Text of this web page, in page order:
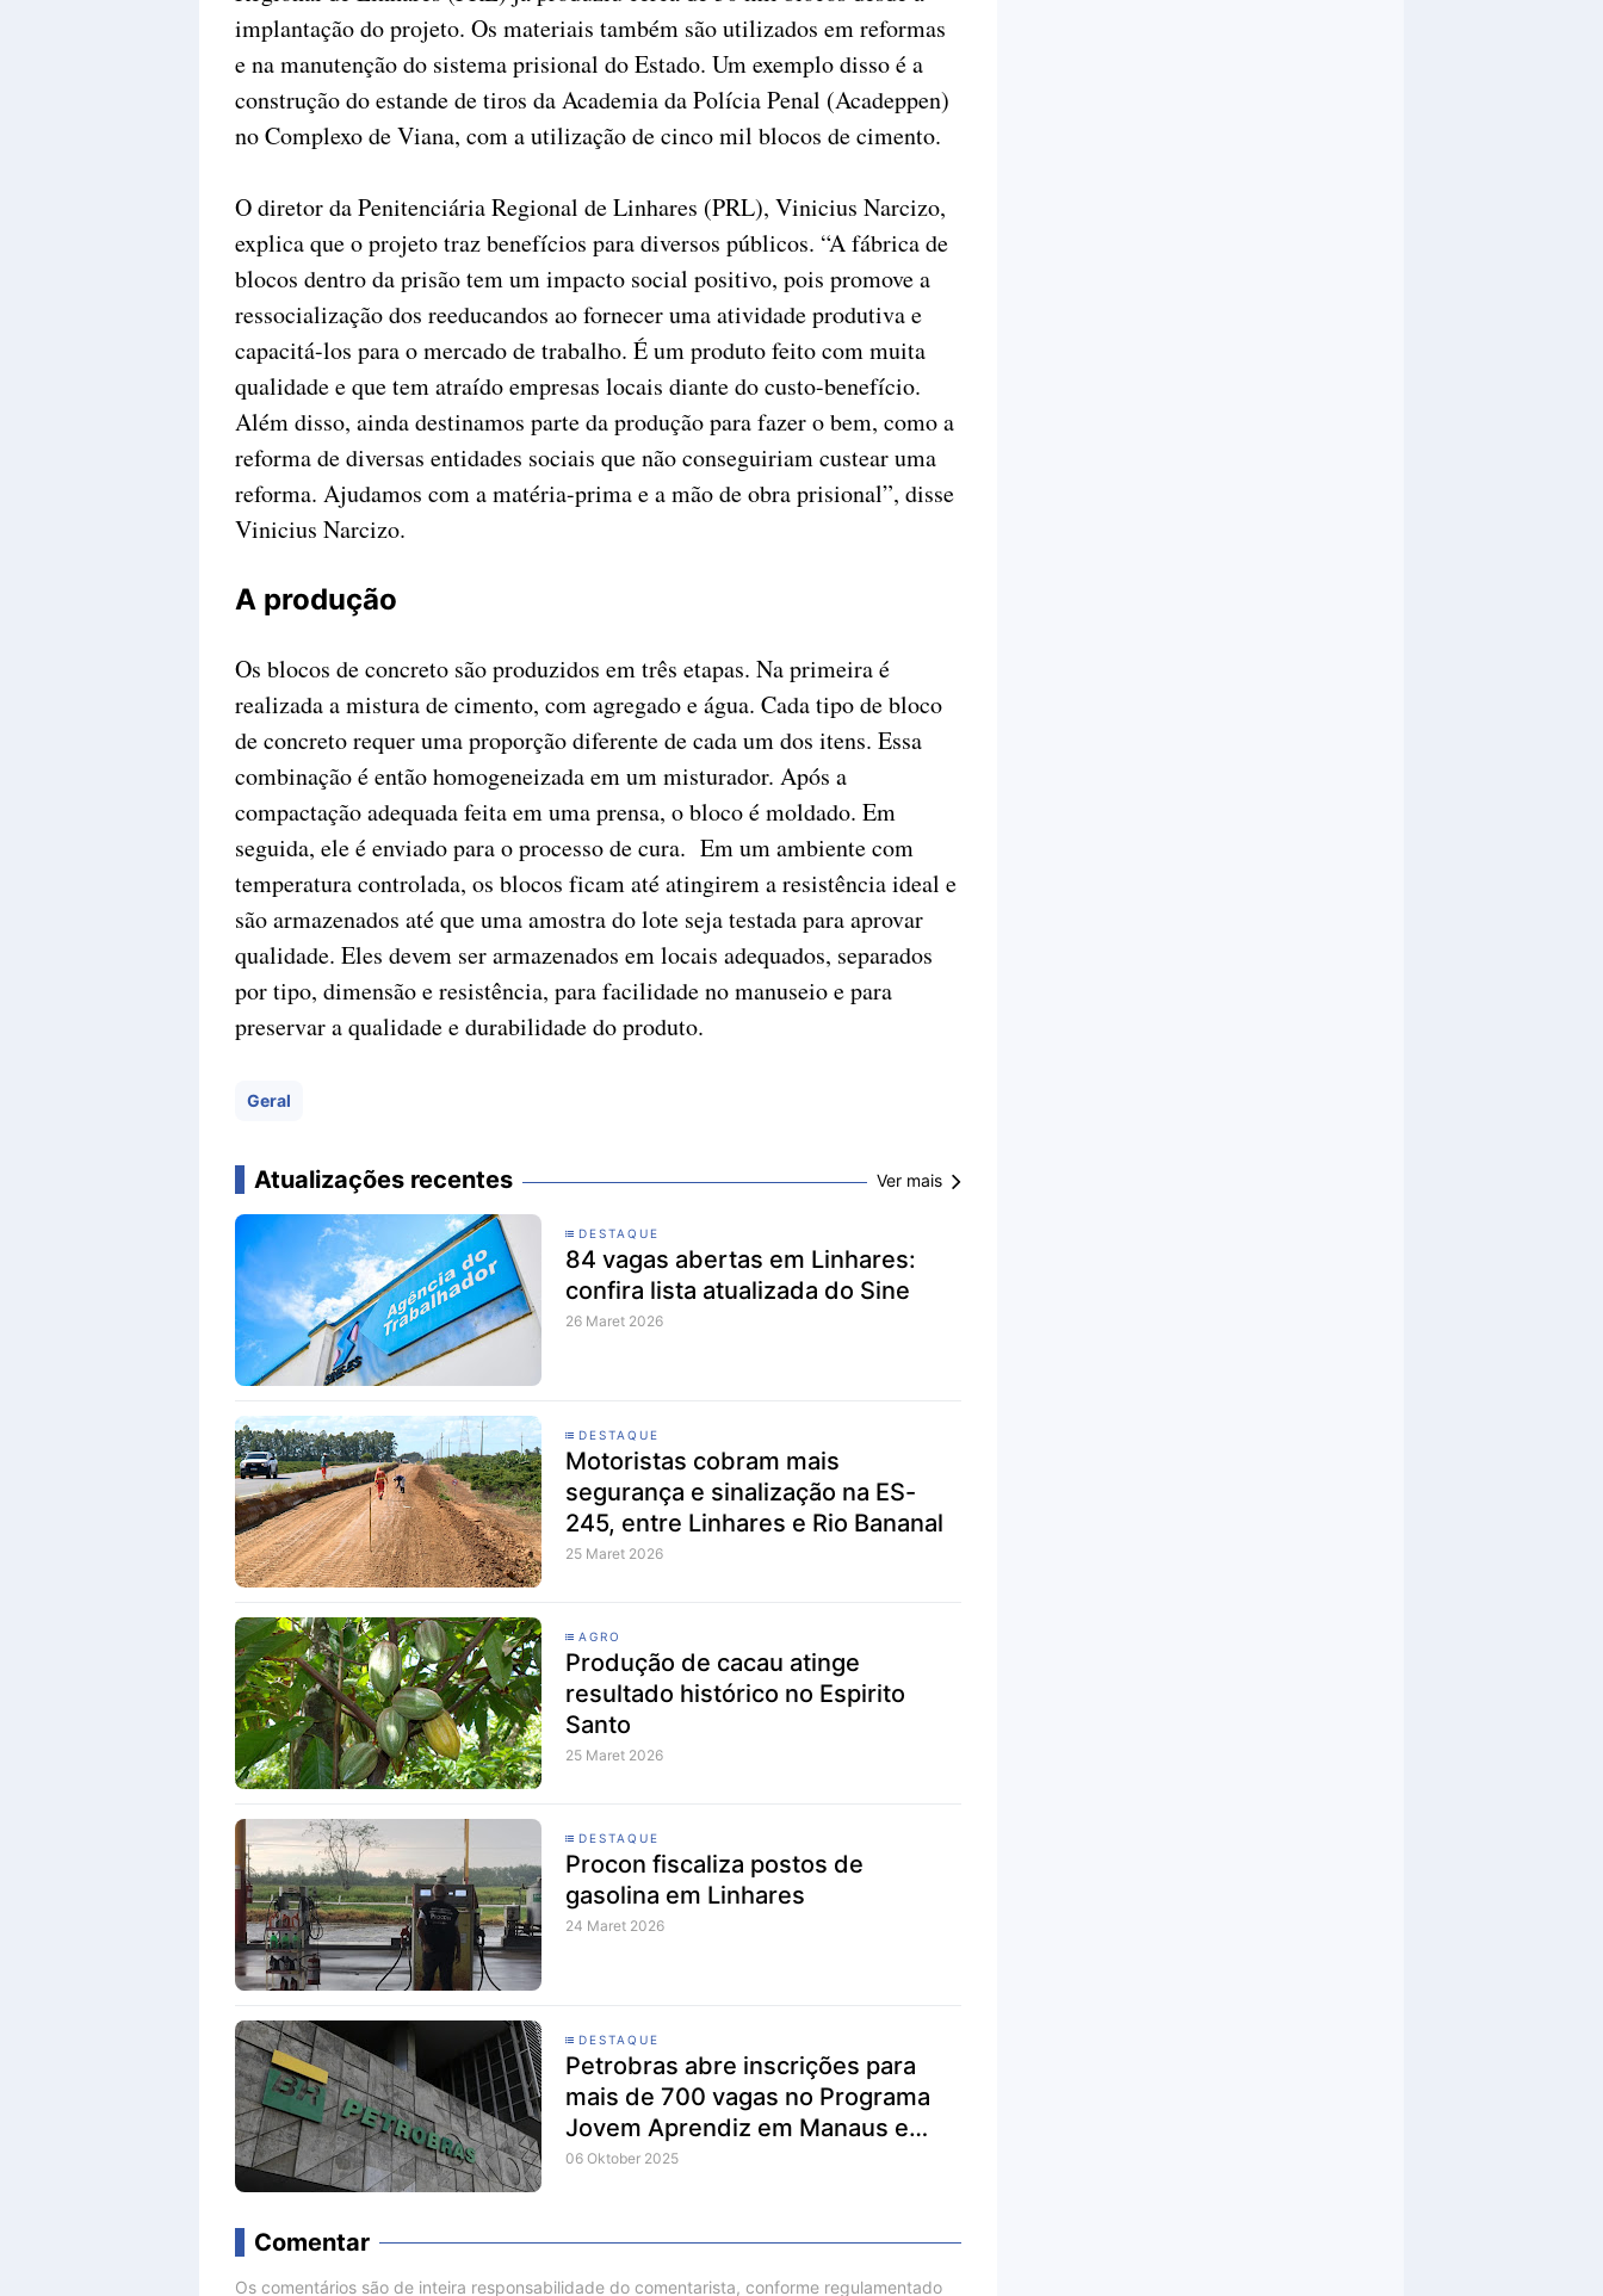
implantação do projeto. Os materiais também são utilizados em reformas
e na manutenção do sistema prisional do Estado. Um exemplo disso é a
construção do estande de tiros da Academia da Polícia Penal (Acadeppen)
no Complexo de Viana, com a utilização de cinco mil blocos de cimento.
O diretor da Penitenciária Regional de Linhares (PRL), Vinicius Narcizo,
explica que o projeto traz benefícios para diversos públicos. “A fábrica de
blocos dentro da prisão tem um impacto social positivo, pois promove a
ressocialização dos reeducandos ao fornecer uma atividade produtiva e
capacitá-los para o mercado de trabalho. É um produto feito com muita
qualidade e que tem atraído empresas locais diante do custo-benefício.
Além disso, ainda destinamos parte da produção para fazer o bem, como a
reforma de diversas entidades sociais que não conseguiriam custear uma
reforma. Ajudamos com a matéria-prima e a mão de obra prisional”, disse
Vinicius Narcizo.
A produção
Os blocos de concreto são produzidos em três etapas. Na primeira é
realizada a mistura de cimento, com agregado e água. Cada tipo de bloco
de concreto requer uma proporção diferente de cada um dos itens. Essa
combinação é então homogeneizada em um misturador. Após a
compactação adequada feita em uma prensa, o bloco é moldado. Em
seguida, ele é enviado para o processo de cura. Em um ambiente com
temperatura controlada, os blocos ficam até atingirem a resistência ideal e
são armazenados até que uma amostra do lote seja testada para aprovar
qualidade. Eles devem ser armazenados em locais adequados, separados
por tipo, dimensão e resistência, para facilidade no manuseio e para
preservar a qualidade e durabilidade do produto.
Geral
Atualizações recentes Ver mais
DESTAQUE
84 vagas abertas em Linhares:
confira lista atualizada do Sine
26 Maret 2026
DESTAQUE
Motoristas cobram mais
segurança e sinalização na ES-
245, entre Linhares e Rio Bananal
25 Maret 2026
AGRO
Produção de cacau atinge
resultado histórico no Espirito
Santo
25 Maret 2026
DESTAQUE
Procon fiscaliza postos de
gasolina em Linhares
24 Maret 2026
DESTAQUE
Petrobras abre inscrições para
mais de 700 vagas no Programa
Jovem Aprendiz em Manaus e
outras cidades
06 Oktober 2025
Comentar
Os comentários são de inteira responsabilidade do comentarista, conforme regulamentado